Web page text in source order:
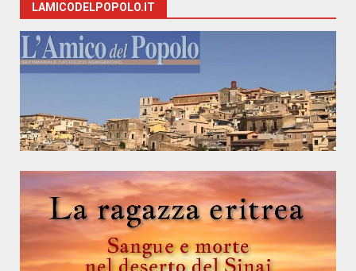
LAMICODELPOPOLO.IT